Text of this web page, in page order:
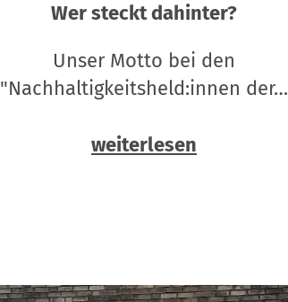
Wer steckt dahinter?
Unser Motto bei den
"Nachhaltigkeitsheld:innen der…
weiterlesen